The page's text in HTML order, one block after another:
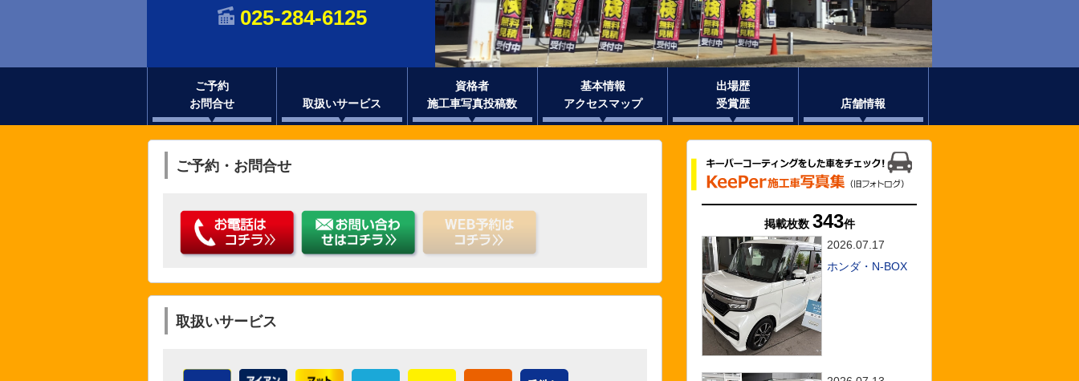
025-284-6125
ご予約
お問合せ
取扱いサービス
資格者
施工車写真投稿数
基本情報
アクセスマップ
出場歴
受賞歴
店舗情報
ご予約・お問合せ
取扱いサービス
掲載枚数 343件
2026.07.17
ホンダ・N-BOX